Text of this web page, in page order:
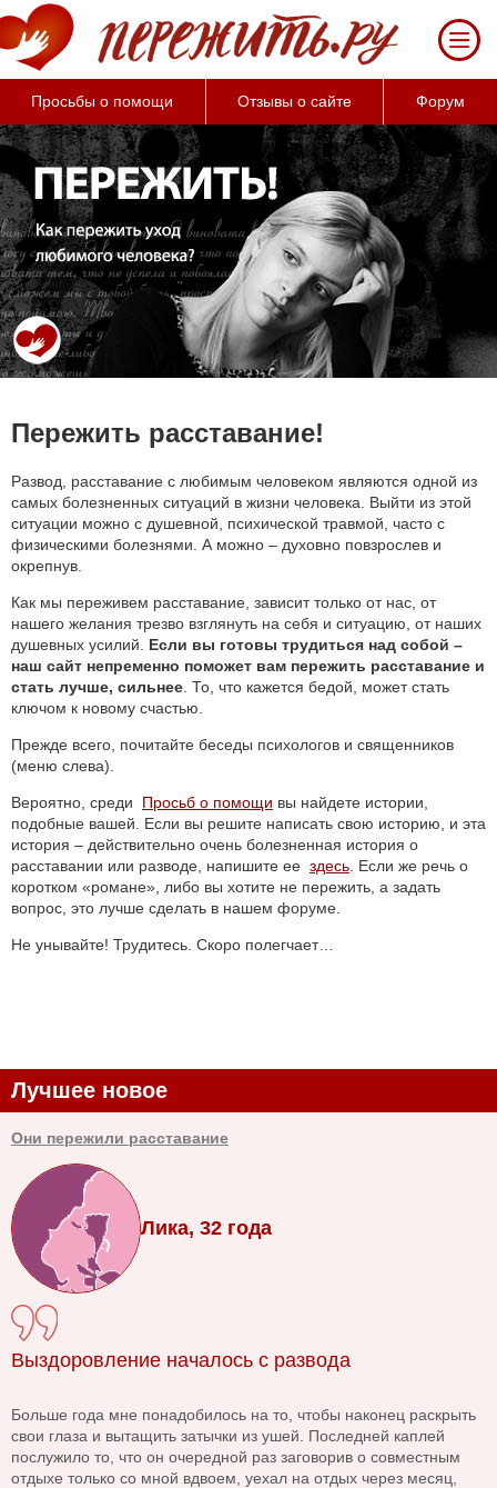
Просьбы о помощи Отзывы о сайте Форум
Пережить расставание!
Развод, расставание с любимым человеком являются одной из
самых болезненных ситуаций в жизни человека. Выйти из этой
ситуации можно с душевной, психической травмой, часто с
физическими болезнями. А можно – духовно повзрослев и
окрепнув.
Как мы переживем расставание, зависит только от нас, от
нашего желания трезво взглянуть на себя и ситуацию, от наших
душевных усилий. Если вы готовы трудиться над собой –
наш сайт непременно поможет вам пережить расставание и
стать лучше, сильнее . То, что кажется бедой, может стать
ключом к новому счастью.
Прежде всего, почитайте беседы психологов и священников
(меню слева).
Вероятно, среди Просьб о помощи вы найдете истории,
подобные вашей. Если вы решите написать свою историю, и эта
история – действительно очень болезненная история о
расставании или разводе, напишите ее здесь . Если же речь о
коротком «романе», либо вы хотите не пережить, а задать
вопрос, это лучше сделать в нашем форуме.
Не унывайте! Трудитесь. Скоро полегчает…
Лучшее новое
Они пережили расставание
Лика, 32 года
Выздоровление началось с развода
Больше года мне понадобилось на то, чтобы наконец раскрыть
свои глаза и вытащить затычки из ушей. Последней каплей
послужило то, что он очередной раз заговорив о совместным
отдыхе только со мной вдвоем, уехал на отдых через месяц,